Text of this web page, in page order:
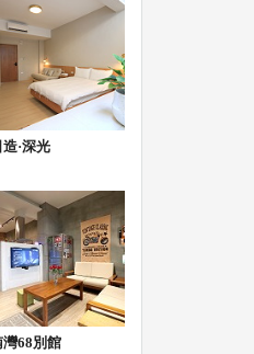
造·深光
灣68別館